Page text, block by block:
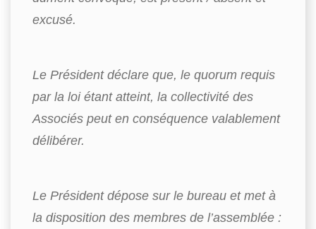
excusé.
Le Président déclare que, le quorum requis
par la loi étant atteint, la collectivité des
Associés peut en conséquence valablement
délibérer.
Le Président dépose sur le bureau et met à
la disposition des membres de l’assemblée :